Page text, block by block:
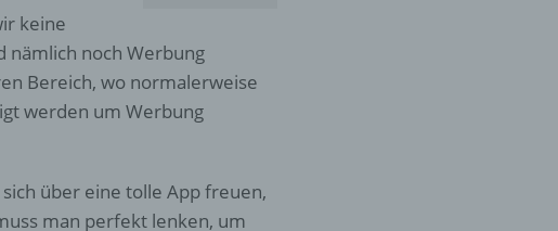
keine
nämlich noch Werbung
Bereich, wo normalerweise
werden um Werbung
über eine tolle App freuen,
man perfekt lenken, um